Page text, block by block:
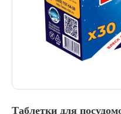
Таблетки для